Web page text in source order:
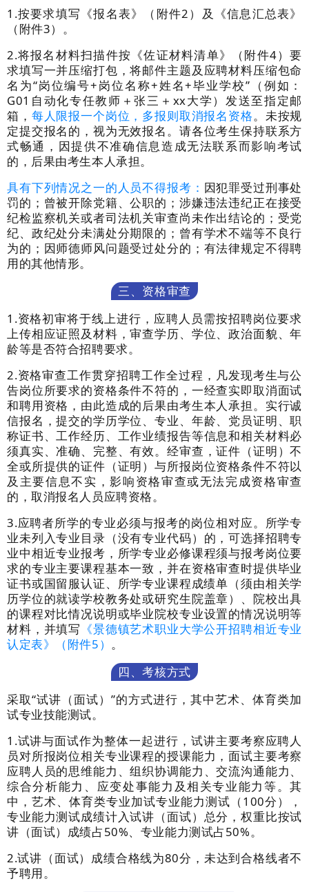
1.按要求填写《报名表》（附件2）及《信息汇总表》
（附件3）。
2.将报名材料扫描件按《佐证材料清单》（附件4）要
求填写一并压缩打包，将邮件主题及应聘材料压缩包命
名为“岗位编号+岗位名称+姓名+毕业学校” （例如：
G01 自动化专任教师＋张三＋ xx大学）发送至指定邮
箱， 每人限报一个岗位，多报则取消报名资格。 未按规
定提交报名的，视为无效报名。请各位考生保持联系方
式畅通，因提供不准确信息造成无法联系而影响考试
的，后果由考生本人承担。
具有下列情况之一的人员不得报考： 因犯罪受过刑事处
罚的；曾被开除党籍、公职的；涉嫌违法违纪正在接受
纪检监察机关或者司法机关审查尚未作出结论的；受党
纪、政纪处分未满处分期限的；曾有学术不端等不良行
为的；因师德师风问题受过处分的；有法律规定不得聘
用的其他情形。
三、资格审查
1.资格初审将于线上进行，应聘人员需按招聘岗位要求
上传相应证照及材料，审查学历、学位、政治面貌、年
龄等是否符合招聘要求。
2.资格审查工作贯穿招聘工作全过程，凡发现考生与公
告岗位所要求的资格条件不符的，一经查实即取消面试
和聘用资格，由此造成的后果由考生本人承担。实行诚
信报名，提交的学历学位、专业、年龄、党员证明、职
称证书、工作经历、工作业绩报告等信息和相关材料必
须真实、准确、完整、有效。经审查，证件（证明）不
全或所提供的证件（证明）与所报岗位资格条件不符以
及主要信息不实，影响资格审查或无法完成资格审查
的，取消报名人员应聘资格。
3.应聘者所学的专业必须与报考的岗位相对应。所学专
业未列入专业目录（没有专业代码）的，可选择招聘专
业中相近专业报考，所学专业必修课程须与报考岗位要
求的专业主要课程基本一致，并在资格审查时提供毕业
证书或国留服认证、 所学专业课程成绩单（须由相关学
历学位的就读学校教务处或研究生院盖章）、院校出具
的课程对比情况说明或毕业院校专业设置的情况说明等
材料 ， 并填写 《景德镇艺术职业大学公开招聘相近专业
认定表》（附件5） 。
四、考核方式
采取“试讲（面试）”的方式进行，其中艺术、体育类加
试专业技能测试。
1.试讲与面试作为整体一起进行，试讲主要考察应聘人
员对所报岗位相关专业课程的授课能力，面试主要考察
应聘人员的思维能力、组织协调能力、交流沟通能力、
综合分析能力、应变处事能力及相关专业能力等。其
中，艺术、体育类专业加试专业能力测试（100分），
专业能力测试成绩计入试讲（面试） 总分，权重比按试
讲（面试） 成绩占50%、专业能力测试占50%。
2.试讲（面试） 成绩合格线为80分，未达到合格线者不
予聘用。